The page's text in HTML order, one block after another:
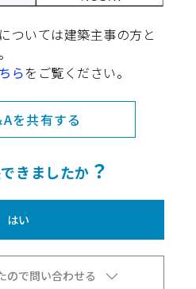
ついては建築主事の方と
らをご覧ください。
を共有する
きましたか ？
はい
ので問い合わせる